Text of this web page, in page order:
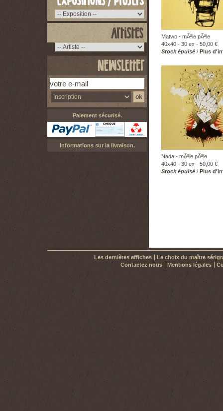
Paiement sécurisé.
Informations sur la livraison.
Matwo - mÃªle pÃªle
40x40 - 30 ex - 50,00 €
Stock épuisé / Plus
Nada - mÃªle pÃªle
40x40 - 30 ex - 50,00 €
Stock épuisé / Plus
Les dernières affiches
Le choix du maître
Contactez nous
Mentions légales